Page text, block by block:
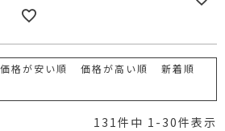
価格が安い順 価格が高い順
新着順
131 件中 1 - 30件表示